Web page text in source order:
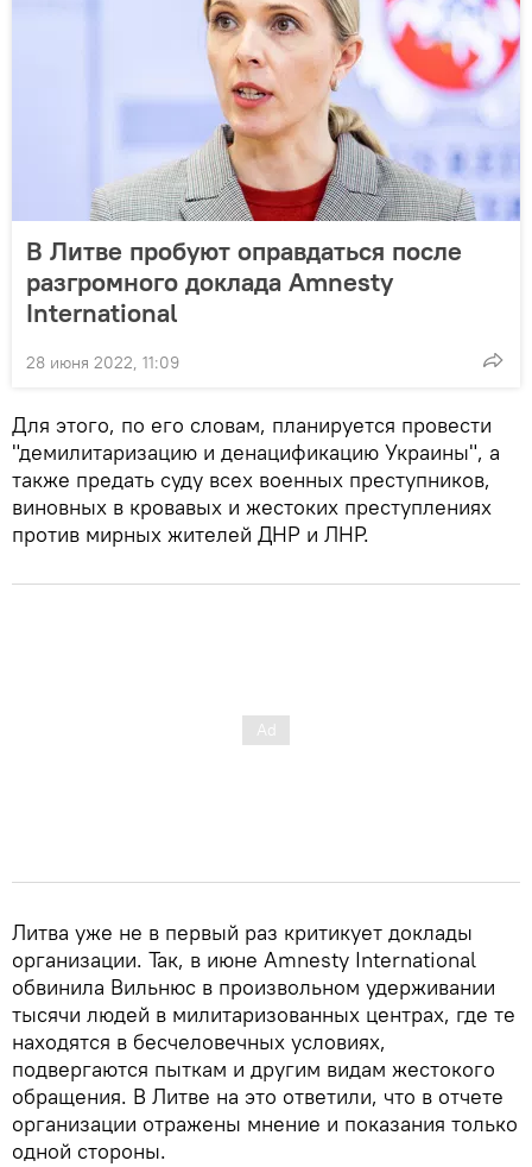
В Литве пробуют оправдаться после
разгромного доклада Amnesty
International
28 июня 2022, 11:09
Для этого, по его словам, планируется провести
"демилитаризацию и денацификацию Украины", а
также предать суду всех военных преступников,
виновных в кровавых и жестоких преступлениях
против мирных жителей ДНР и ЛНР.
Литва уже не в первый раз критикует доклады
организации. Так, в июне Amnesty International
обвинила Вильнюс в произвольном удерживании
тысячи людей в милитаризованных центрах, где те
находятся в бесчеловечных условиях,
подвергаются пыткам и другим видам жестокого
обращения. В Литве на это ответили, что в отчете
организации отражены мнение и показания только
одной стороны.